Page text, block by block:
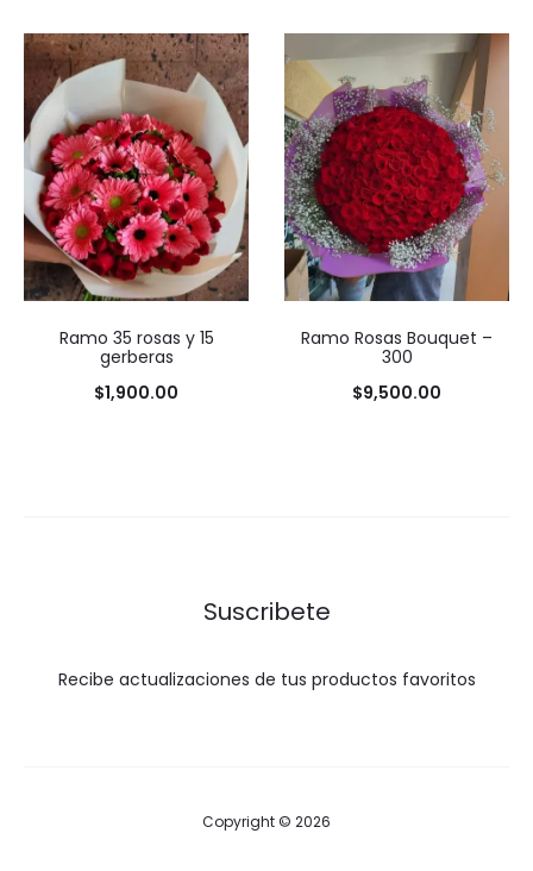
Ramo 35 rosas y 15
gerberas
$1,900.00
Ramo Rosas Bouquet –
300
$9,500.00
Suscribete
Recibe actualizaciones de tus productos favoritos
Copyright © 2026